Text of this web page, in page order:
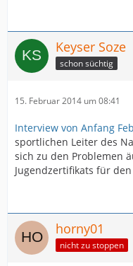
Keyser Soze
schon süchtig
15. Februar 2014 um 08:41
Interview von Anfang
sportlichen Leiter des
sich zu den Problemen
Jugendzertifikats für
horny01
nicht zu stoppen